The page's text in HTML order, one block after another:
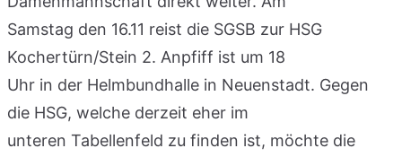
Samstag den 16.11 reist die SGSB zur HSG
Kochertürn/Stein 2. Anpfiff ist um 18
Uhr in der Helmbundhalle in Neuenstadt. Gegen
die HSG, welche derzeit eher im
unteren Tabellenfeld zu finden ist, möchte die